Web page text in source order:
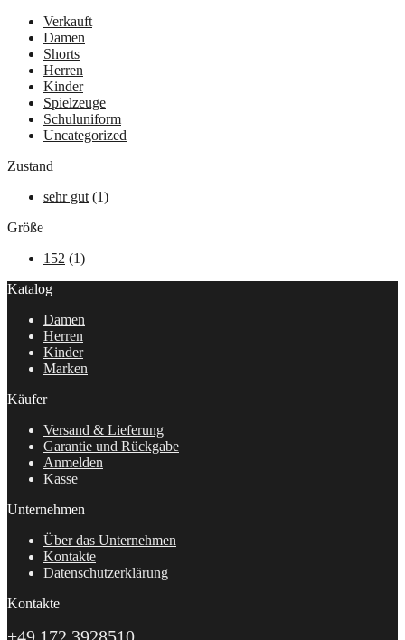
Verkauft
Damen
Shorts
Herren
Kinder
Spielzeuge
Schuluniform
Uncategorized
Zustand
sehr gut (1)
Größe
152 (1)
Katalog
Damen
Herren
Kinder
Marken
Käufer
Versand & Lieferung
Garantie und Rückgabe
Anmelden
Kasse
Unternehmen
Über das Unternehmen
Kontakte
Datenschutzerklärung
Kontakte